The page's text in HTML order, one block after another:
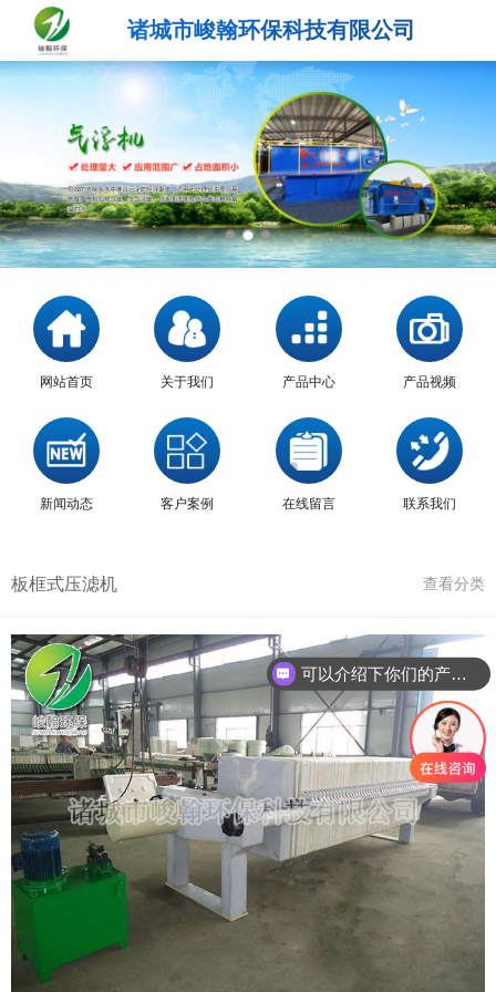
诸城市峻翰环保科技有限公司
网站首页 关于我们 产品中心 产品视频
新闻动态 客户案例 在线留言 联系我们
板框式压滤机 查看分类
可以介绍下你们的产品么